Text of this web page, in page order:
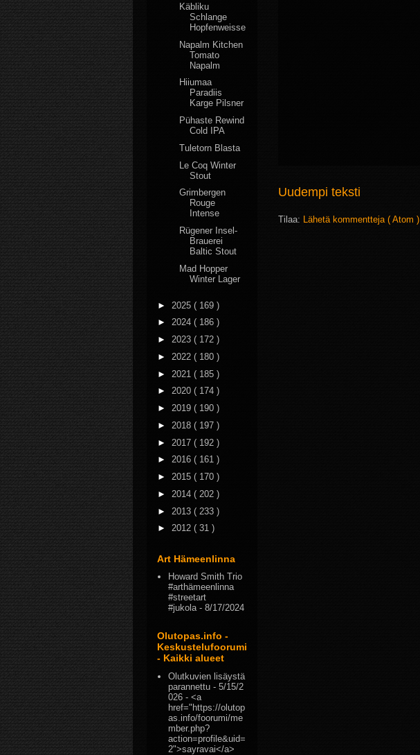
Uudempi teksti
Tilaa: Lähetä kommentteja ( Atom )
Käbliku
Schlange
Hopfenweisse
Napalm Kitchen
Tomato
Napalm
Hiiumaa
Paradiis
Karge Pilsner
Pühaste Rewind
Cold IPA
Tuletorn Blasta
Le Coq Winter
Stout
Grimbergen
Rouge
Intense
Rügener Insel-
Brauerei
Baltic Stout
Mad Hopper
Winter Lager
► 2025 ( 169 )
► 2024 ( 186 )
► 2023 ( 172 )
► 2022 ( 180 )
► 2021 ( 185 )
► 2020 ( 174 )
► 2019 ( 190 )
► 2018 ( 197 )
► 2017 ( 192 )
► 2016 ( 161 )
► 2015 ( 170 )
► 2014 ( 202 )
► 2013 ( 233 )
► 2012 ( 31 )
Art Hämeenlinna
Howard Smith Trio
#arthämeenlinna
#streetart
#jukola- 8/17/2024
Olutopas.info -
Keskustelufoorumi
- Kaikki alueet
Olutkuvien lisäystä
parannettu - 5/15/2
026 - <a
href="https://olutop
as.info/foorumi/me
mber.php?
action=profile&uid=
2">sayravai</a>